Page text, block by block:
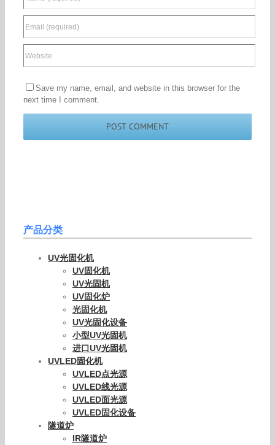
Save my name, email, and website in this browser for the
next time I comment.
产品分类
UV光固化机
UV固化机
UV光固机
UV固化炉
光固化机
UV光固化设备
小型UV光固机
进口UV光固机
UVLED固化机
UVLED点光源
UVLED线光源
UVLED面光源
UVLED固化设备
隧道炉
IR隧道炉